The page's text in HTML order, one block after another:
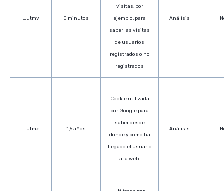
_utmv 0 minutos
visitas, por
ejemplo, para
saber las visitas
de usuarios
registrados o no
registrados
Análisis
_utmz 1,5 años
Cookie utilizada
por Google para
saber desde
donde y como ha
llegado el usuario
a la web.
Análisis